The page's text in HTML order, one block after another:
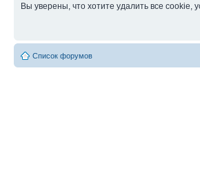
Вы уверены, что хотите удалить все
Список форумов